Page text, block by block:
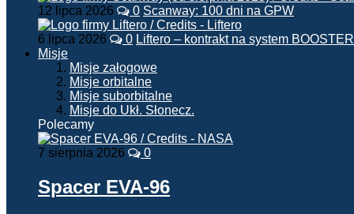
12 lipca 2026 0 Scanway: 100 dni na GPW
6 lipca 2026 0 Liftero – kontrakt na system BOOSTER
Misje
Misje załogowe
Misje orbitalne
Misje suborbitalne
Misje do Ukł. Słonecz.
Polecamy
7 sierpnia 2026 0
Spacer EVA-96